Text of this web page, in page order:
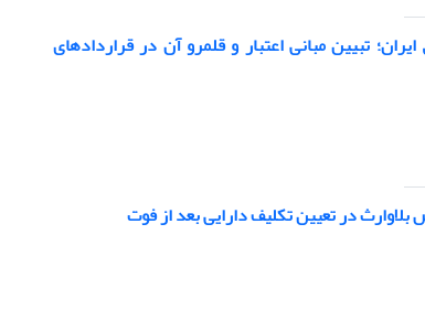
تبیین مبانی اعتبار و قلمرو آن در قراردادهای
در تعیین تکلیف دارایی بعد از فوت